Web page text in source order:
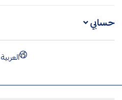
حسابي
العربية